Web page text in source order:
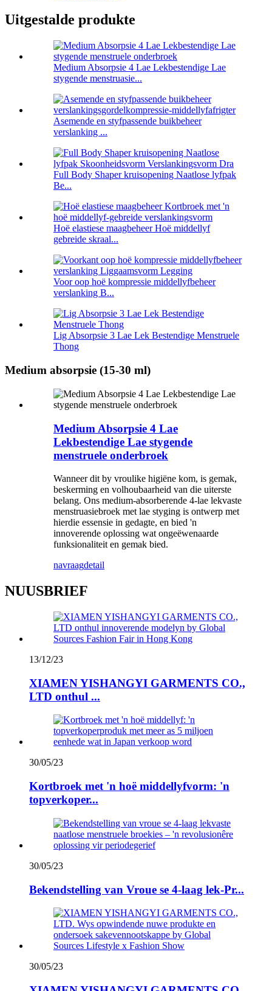
Uitgestalde produkte
Medium Absorpsie 4 Lae Lekbestendige Lae
stygende menstruasie...
Asemende en styfpassende buikbeheer
verslanking ...
Full Body Shaper kruisopening Naatlose lyfpak
Be...
Hoë elastiese maagbeheer Hoë middellyf
gebreide skraal...
Voor oop hoë kompressie middellyfbeheer
verslanking B...
Lig Absorpsie 3 Lae Lek Bestendige Menstruele
Thong
Medium absorpsie (15-30 ml)
Medium Absorpsie 4 Lae
Lekbestendige Lae stygende
menstruele onderbroek
Wanneer dit by vroulike higiëne kom, is gemak,
beskerming en volhoubaarheid van die uiterste
belang. Ons medium-absorberende 4-lae lekvaste
menstruasiebroek met lae styging is ontwerp met
hierdie essensie in gedagte, en bied 'n
innoverende oplossing wat ongeëwenaarde
funksionaliteit en gemak bied.
navraagdetail
NUUSBRIEF
13/12/23
XIAMEN YISHANGYI GARMENTS CO.,
LTD onthul ...
30/05/23
Kortbroek met 'n hoë middellyfvorm: 'n
topverkoper...
30/05/23
Bekendstelling van Vroue se 4-laag lek-Pr...
30/05/23